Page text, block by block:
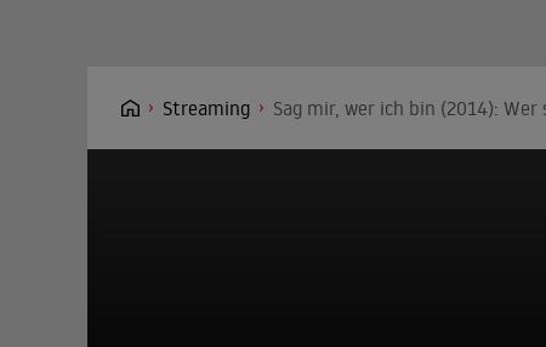
Streaming Sag mir, wer ich bin (2014):